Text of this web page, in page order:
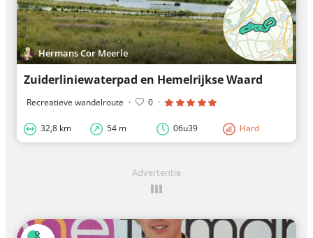
Hermans Cor Meerle
Zuiderliniewaterpad en Hemelrijkse Waard
Recreatieve wandelroute · 0 ·
32,8 km 54 m 06u39 Hard
Advertentie